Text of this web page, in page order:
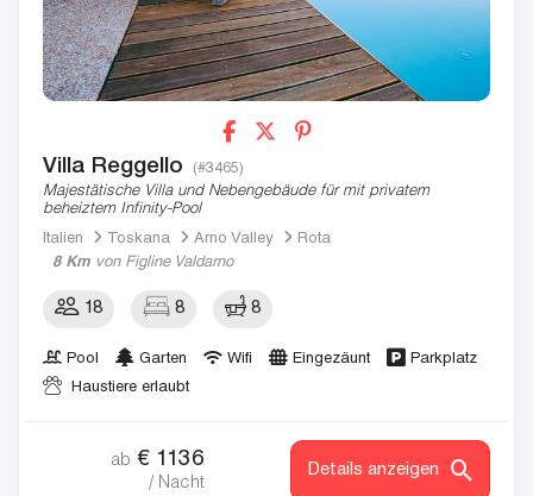
Villa Reggello (#3465)
Majestätische Villa und Nebengebäude für mit privatem
beheiztem Infinity-Pool
Italien
Toskana Arno Valley
Rota
8 Km von Figline Valdarno
18 8 8
Pool Garten Wifi Eingezäunt
Parkplatz
Haustiere erlaubt
ab € 1136
/ Nacht
Details anzeigen